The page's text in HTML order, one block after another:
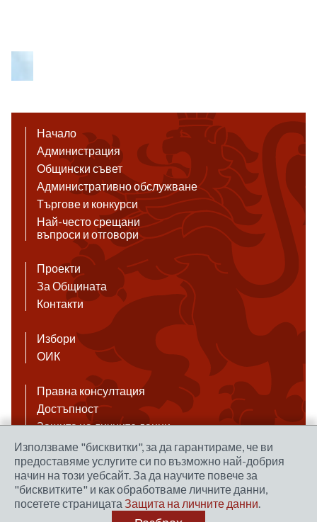
Начало
Администрация
Общински съвет
Административно обслужване
Търгове и конкурси
Най-често срещани
въпроси и отговори
Проекти
За Общината
Контакти
Избори
ОИК
Правна консултация
Достъпност
Защита на личните данни
Антикорупция
Връзки
Правила за ползване на сайта
Използваме "бисквитки", за да гарантираме, че ви
предоставяме услугите си по възможно най-добрия
начин на този уебсайт. За да научите повече за
"бисквитките" и как обработваме личните данни,
посетете страницата Защита на личните данни.